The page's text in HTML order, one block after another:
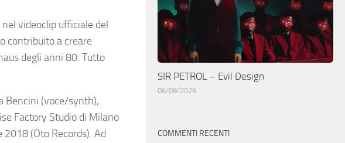
nel videoclip ufficiale del
contribuito a creare
degli anni 80. Tutto
Bencini (voce/synth),
Factory Studio di Milano
2018 (Oto Records). Ad
SIR PETROL – Evil Design
06/08/2026
COMMENTI RECENTI